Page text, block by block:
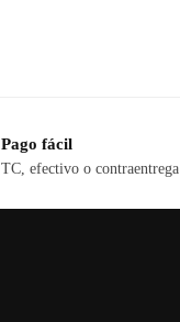
Pago fácil
TC, efectivo o contraentrega